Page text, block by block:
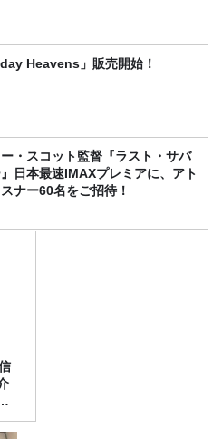
Heavens」販売開始！
ー・スコット監督『ラスト・サバ
日本最速IMAXプレミアに、アト
ナー60名をご招待！